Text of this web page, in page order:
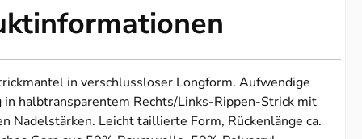
in verschlussloser Longform. Aufwendige
in halbtransparentem Rechts/Links-Rippen-Strick mit
Nadelstärken. Leicht taillierte Form, Rückenlänge ca.